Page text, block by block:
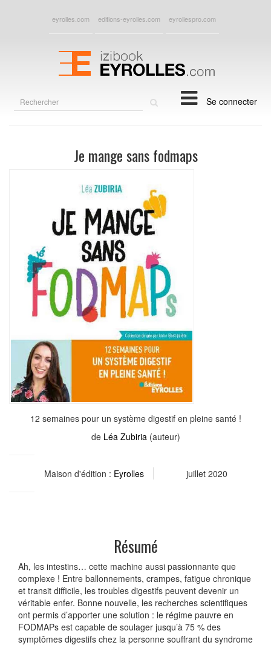
eyrolles.com editions-eyrolles.com eyrollespro.com
Se connecter
Je mange sans fodmaps
12 semaines pour un système digestif en pleine santé !
de Léa Zubiria (auteur)
Maison d'édition : Eyrolles juillet 2020
Résumé
Ah, les intestins… cette machine aussi passionnante que
complexe ! Entre ballonnements, crampes, fatigue chronique
et transit difficile, les troubles digestifs peuvent devenir un
véritable enfer. Bonne nouvelle, les recherches scientifiques
ont permis d’apporter une solution : le régime pauvre en
FODMAPs est capable de soulager jusqu’à 75 % des
symptômes digestifs chez la personne souffrant du syndrome